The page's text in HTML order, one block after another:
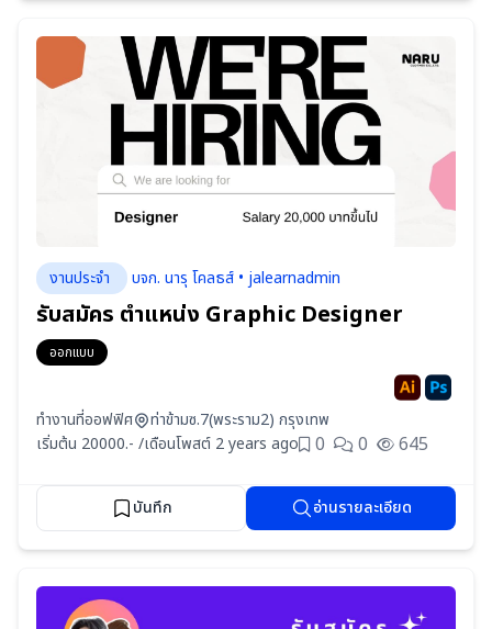
งานประจำ บจก. นารุ โคลธส์ • jalearnadmin
รับสมัคร ตำแหน่ง Graphic Designer
ออกแบบ
ทำงานที่ออฟฟิศ
ท่าข้ามซ.7(พระราม2) กรุงเทพ
เริ่มต้น 20000.- /เดือนโพสต์ 2 years ago 0 0 645
บันทึก อ่านรายละเอียด